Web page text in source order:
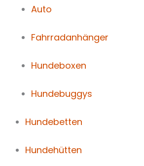
Auto
Fahrradanhänger
Hundeboxen
Hundebuggys
Hundebetten
Hundehütten